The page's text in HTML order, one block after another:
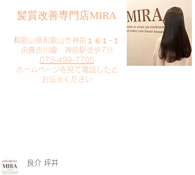
​髪質改善専門店MIRA
​和歌山県和歌山市神前１６１−１
JR貴志川線 神前駅徒歩7分
073-499-7705
​ホームページを見て電話したと
お伝えください
良介 坪井